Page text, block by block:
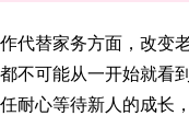
代替家务方面，改变
不可能从一开始就看
耐心等待新人的成长